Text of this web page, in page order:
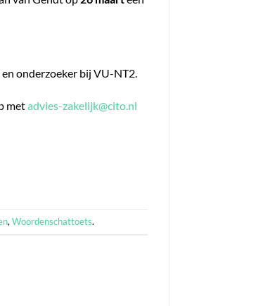
onderzoeker bij VU-NT2.
metadvies-zakelijk@cito.nl
,Woordenschattoets.